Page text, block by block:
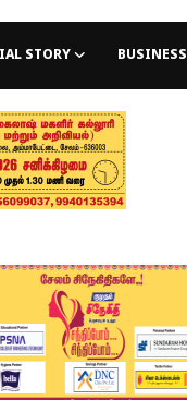
STORY BUSINESS